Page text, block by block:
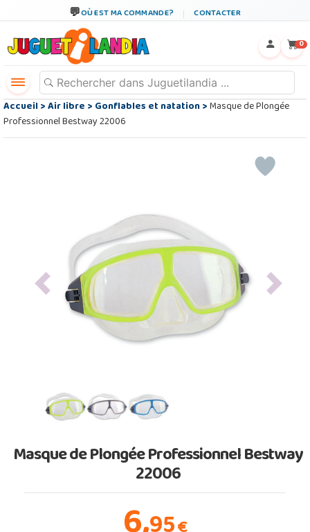
OÙ EST MA COMMANDE? CONTACTER
0
Accueil>Air libre>Gonflables et natation>Masque de Plongée
Professionnel Bestway 22006
Previous Next
Masque de Plongée Professionnel Bestway
22006